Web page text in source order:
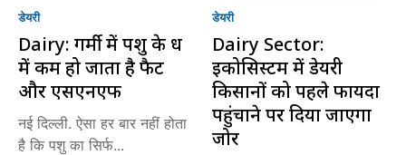
डेयरी
Dairy: गर्मी में पशु के दूध
में कम हो जाता है फैट
और एसएनएफ
नई दिल्ली. ऐसा हर बार नहीं होता
है कि पशु का सिर्फ...
डेयरी
Dairy Sector:
इकोसिस्टम में डेयरी
किसानों को पहले फायदा
पहुंचाने पर दिया जाएगा
जोर